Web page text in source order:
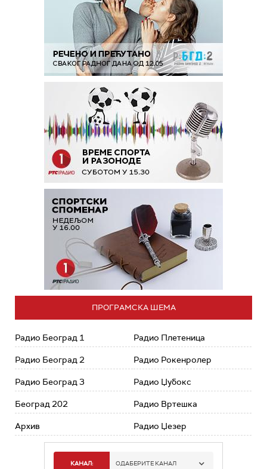
ПРОГРАМСКА ШЕМА
Радио Београд 1
Радио Београд 2
Радио Београд 3
Београд 202
Архив
Радио Плетеница
Радио Рокенролер
Радио Џубокс
Радио Вртешка
Радио Џезер
КАНАЛ: ОДАБЕРИТЕ КАНАЛ